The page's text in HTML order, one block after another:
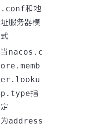
.conf和地
址服务器模
式
当nacos.c
ore.memb
er.looku
p.type指
定
为address